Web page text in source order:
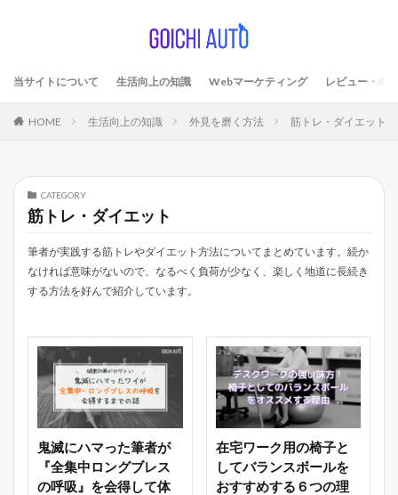
当サイトについて 生活向上の知識 Webマーケティング レビュー・考
HOME 生活向上の知識 外見を磨く方法 筋トレ・ダイエット
CATEGORY
筋トレ・ダイエット
筆者が実践する筋トレやダイエット方法についてまとめています。続か
なければ意味がないので、なるべく負荷が少なく、楽しく地道に長続き
する方法を好んで紹介しています。
鬼滅にハマった筆者が
『全集中ロングブレス
の呼吸』を会得して体
在宅ワーク用の椅子と
してバランスボールを
おすすめする６つの理